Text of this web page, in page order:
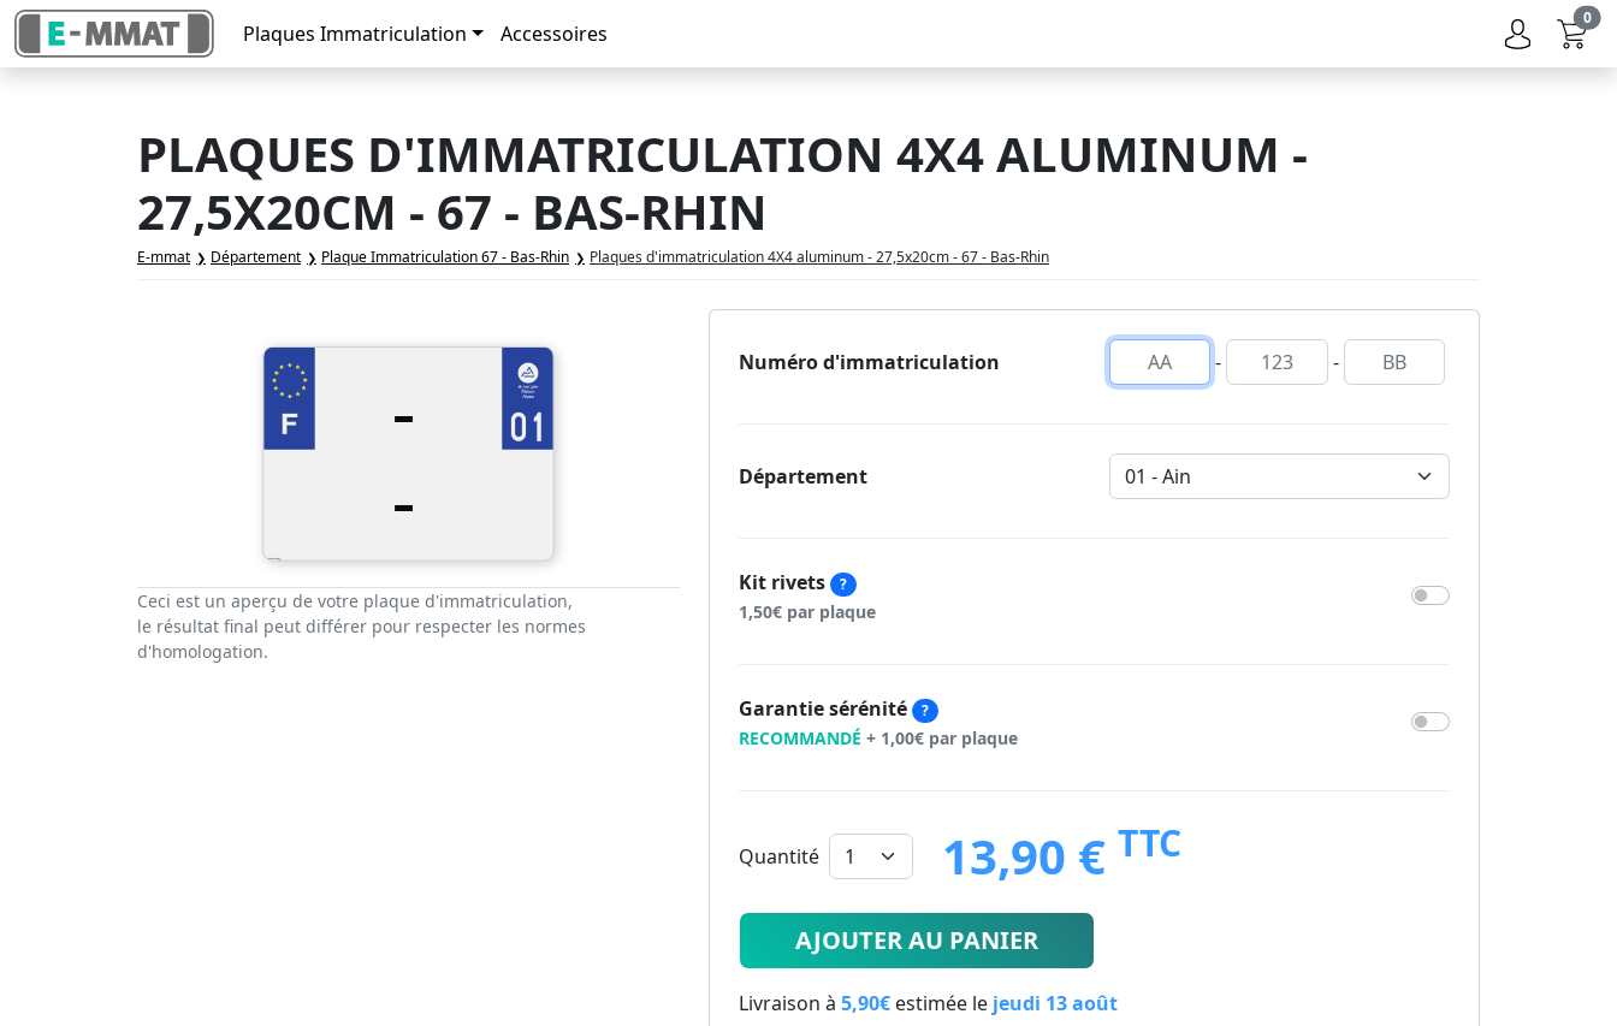
Plaques Immatriculation Accessoires
0
PLAQUES D'IMMATRICULATION 4X4 ALUMINUM -
27,5X20CM - 67 - BAS-RHIN
E-mmat Département Plaque Immatriculation 67 - Bas-Rhin Plaques d'immatriculation 4X4 aluminum - 27,5x20cm - 67 - Bas-Rhin
-
-
Ceci est un aperçu de votre plaque d'immatriculation,
le résultat final peut différer pour respecter les normes
d'homologation.
Numéro d'immatriculation - -
Département
Kit rivets ?
1,50€ par plaque
Garantie sérénité ?
RECOMMANDÉ + 1,00€ par plaque
Quantité 13,90 € TTC
13.9 €
AJOUTER AU PANIER
Livraison à 5,90€ estimée le jeudi 13 août